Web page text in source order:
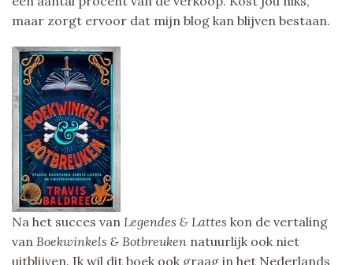
maar zorgt ervoor dat mijn blog kan blijven bestaan.
Na het succes van Legendes & Lattes kon de vertaling
van Boekwinkels & Botbreuken natuurlijk ook niet
uitblijven. Ik wil dit boek ook graag in het Nederlands